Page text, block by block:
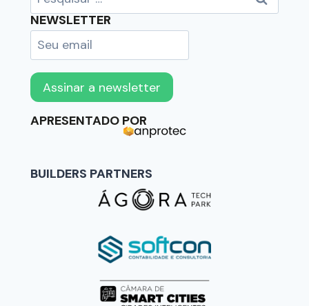
NEWSLETTER
APRESENTADO POR
BUILDERS PARTNERS